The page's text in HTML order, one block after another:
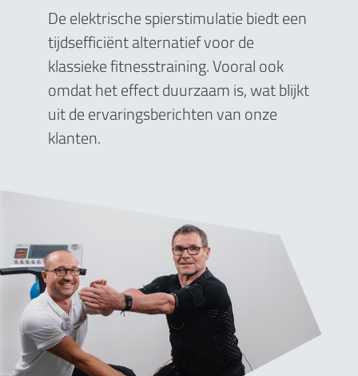
De elektrische spierstimulatie biedt een
tijdsefficiënt alternatief voor de
klassieke fitnesstraining. Vooral ook
omdat het effect duurzaam is, wat blijkt
uit de ervaringsberichten van onze
klanten.